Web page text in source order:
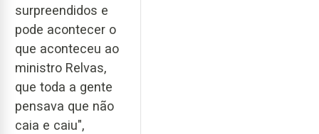
surpreendidos e
pode acontecer o
que aconteceu ao
ministro Relvas,
que toda a gente
pensava que não
caia e caiu",